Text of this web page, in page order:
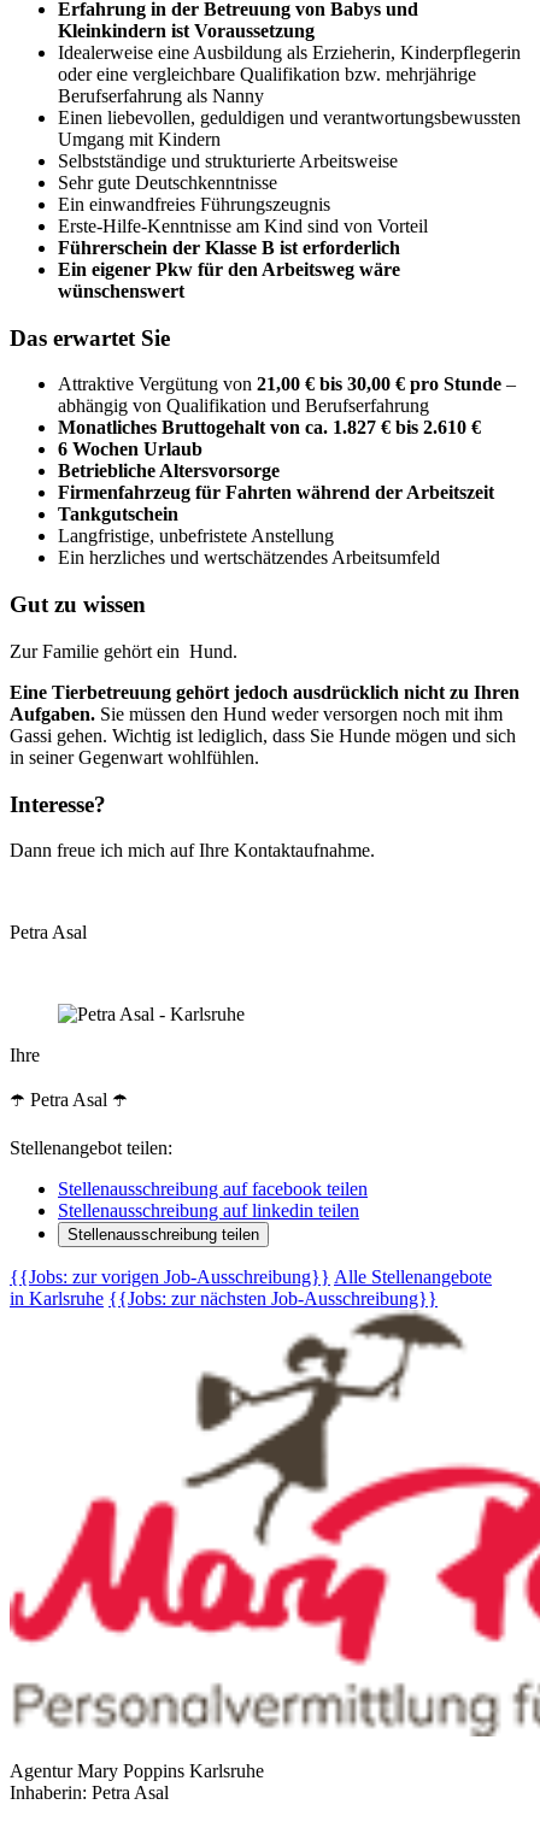
Erfahrung in der Betreuung von Babys und
Kleinkindern ist Voraussetzung
Idealerweise eine Ausbildung als Erzieherin, Kinderpflegerin
oder eine vergleichbare Qualifikation bzw. mehrjährige
Berufserfahrung als Nanny
Einen liebevollen, geduldigen und verantwortungsbewussten
Umgang mit Kindern
Selbstständige und strukturierte Arbeitsweise
Sehr gute Deutschkenntnisse
Ein einwandfreies Führungszeugnis
Erste-Hilfe-Kenntnisse am Kind sind von Vorteil
Führerschein der Klasse B ist erforderlich
Ein eigener Pkw für den Arbeitsweg wäre
wünschenswert
Das erwartet Sie
Attraktive Vergütung von 21,00 € bis 30,00 € pro Stunde –
abhängig von Qualifikation und Berufserfahrung
Monatliches Bruttogehalt von ca. 1.827 € bis 2.610 €
6 Wochen Urlaub
Betriebliche Altersvorsorge
Firmenfahrzeug für Fahrten während der Arbeitszeit
Tankgutschein
Langfristige, unbefristete Anstellung
Ein herzliches und wertschätzendes Arbeitsumfeld
Gut zu wissen
Zur Familie gehört ein Hund.
Eine Tierbetreuung gehört jedoch ausdrücklich nicht zu Ihren
Aufgaben. Sie müssen den Hund weder versorgen noch mit ihm
Gassi gehen. Wichtig ist lediglich, dass Sie Hunde mögen und sich
in seiner Gegenwart wohlfühlen.
Interesse?
Dann freue ich mich auf Ihre Kontaktaufnahme.
Petra Asal
Ihre
☂️ Petra Asal ☂️
Stellenangebot teilen:
Stellenausschreibung auf facebook teilen
Stellenausschreibung auf linkedin teilen
Stellenausschreibung teilen
{{Jobs: zur vorigen Job-Ausschreibung}} Alle Stellenangebote
in Karlsruhe {{Jobs: zur nächsten Job-Ausschreibung}}
Agentur Mary Poppins Karlsruhe
Inhaberin: Petra Asal